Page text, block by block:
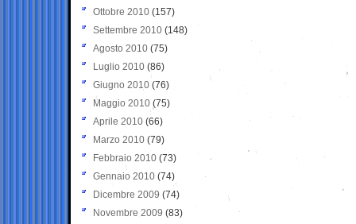
Ottobre 2010 (157)
Settembre 2010 (148)
Agosto 2010 (75)
Luglio 2010 (86)
Giugno 2010 (76)
Maggio 2010 (75)
Aprile 2010 (66)
Marzo 2010 (79)
Febbraio 2010 (73)
Gennaio 2010 (74)
Dicembre 2009 (74)
Novembre 2009 (83)